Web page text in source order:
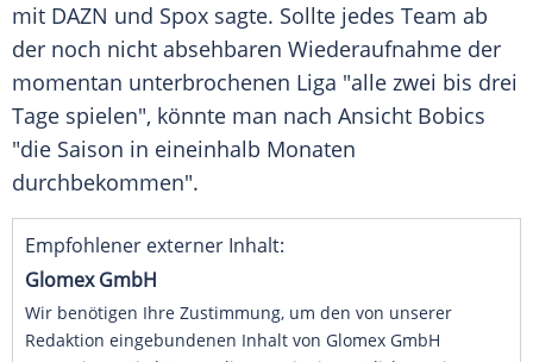
mit DAZN und Spox sagte. Sollte jedes Team ab
der noch nicht absehbaren Wiederaufnahme der
momentan unterbrochenen Liga "alle zwei bis drei
Tage spielen", könnte man nach Ansicht Bobics
"die Saison in eineinhalb Monaten
durchbekommen".
Empfohlener externer Inhalt:
Glomex GmbH
Wir benötigen Ihre Zustimmung, um den von unserer
Redaktion eingebundenen Inhalt von Glomex GmbH